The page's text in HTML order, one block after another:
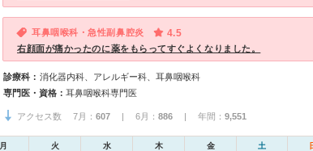
耳鼻咽喉科・急性副鼻腔炎 4.5
右顔面が痛かったのに薬をもらってすぐよくなりました。
診療科： 消化器内科、アレルギー科、耳鼻咽喉科
専門医・資格： 耳鼻咽喉科専門医
アクセス数 7月： 607 | 6月： 886 | 年間： 9,551
月 火 水 木 金 土